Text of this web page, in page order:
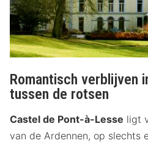
Romantisch verblijven
tussen de rotsen
Castel de Pont-à-Lesse ligt
van de Ardennen, op slechts